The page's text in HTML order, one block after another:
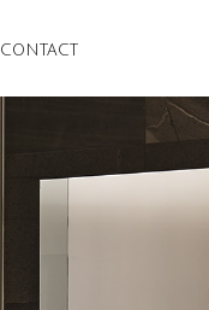
CONTACT